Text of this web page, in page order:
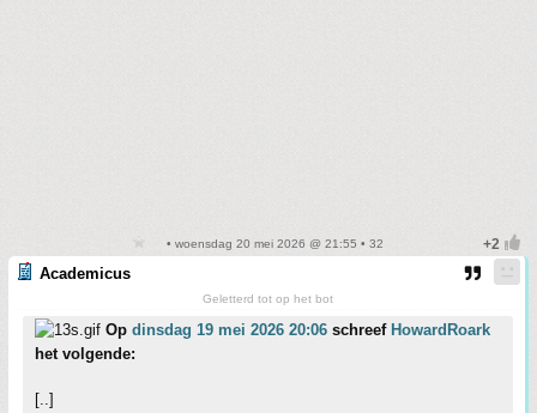
• woensdag 20 mei 2026 @ 21:55 • 32
Academicus
Geletterd tot op het bot
Op dinsdag 19 mei 2026 20:06 schreef HowardRoark
het volgende:
[..]